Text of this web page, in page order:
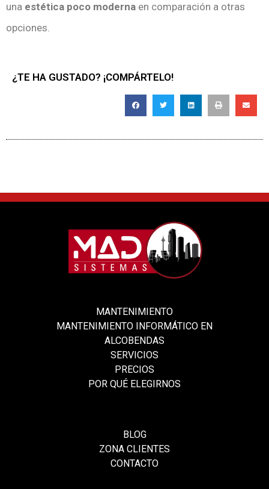
una estética poco moderna en comparación a otras
opciones.
¿TE HA GUSTADO? ¡COMPÁRTELO!
MANTENIMIENTO
MANTENIMIENTO INFORMÁTICO EN
ALCOBENDAS
SERVICIOS
PRECIOS
POR QUÉ ELEGIRNOS
BLOG
ZONA CLIENTES
CONTACTO